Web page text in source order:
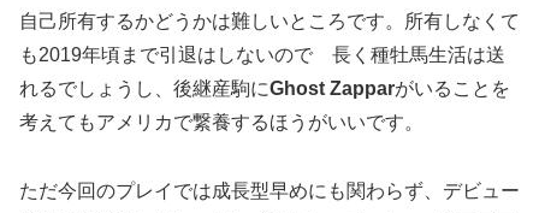
自己所有するかどうかは難しいところです。所有しなくて
も2019年頃まで引退はしないので 長く種牡馬生活は送
れるでしょうし、後継産駒にGhost Zapparがいることを
考えてもアメリカで繋養するほうがいいです。
ただ今回のプレイでは成長型早めにも関わらず、デビュー